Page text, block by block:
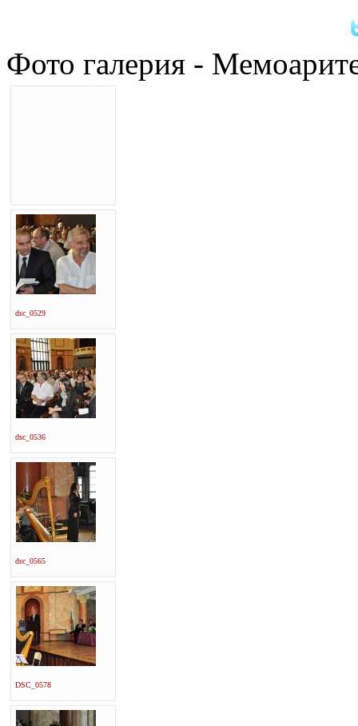
Фото галерия -
dsc_0529
dsc_0536
dsc_0565
DSC_0578